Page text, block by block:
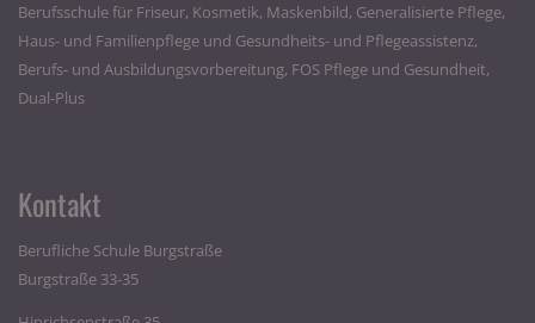
Berufsschule für Friseur, Kosmetik, Maskenbild, Generalisierte Pflege,
Haus- und Familienpflege und Gesundheits- und Pflegeassistenz,
Berufs- und Ausbildungsvorbereitung, FOS Pflege und Gesundheit,
Dual-Plus
Kontakt
Berufliche Schule Burgstraße
Burgstraße 33-35